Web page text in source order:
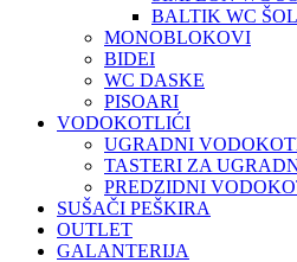
BALTIK WC
MONOBLOKOVI
BIDEI
WC DASKE
PISOARI
VODOKOTLIĆI
UGRADNI
TASTERI ZA
PREDZIDNI
SUŠAČI PEŠKIRA
OUTLET
GALANTERIJA